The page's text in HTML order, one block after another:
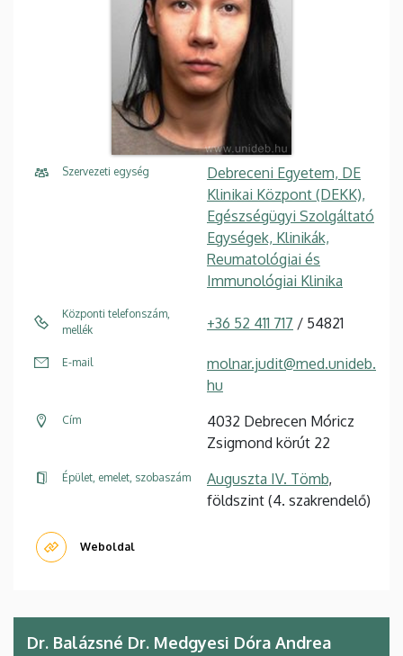
Szervezeti egység
Debreceni Egyetem, DE
Klinikai Központ (DEKK),
Egészségügyi Szolgáltató
Egységek, Klinikák,
Reumatológiai és
Immunológiai Klinika
Központi telefonszám,
mellék
+36 52 411 717 / 54821
E-mail
molnar.judit@med.unideb.
hu
Cím
4032 Debrecen Móricz
Zsigmond körút 22
Épület, emelet, szobaszám Auguszta IV. Tömb,
földszint (4. szakrendelő)
Weboldal
Dr. Balázsné Dr. Medgyesi Dóra Andrea